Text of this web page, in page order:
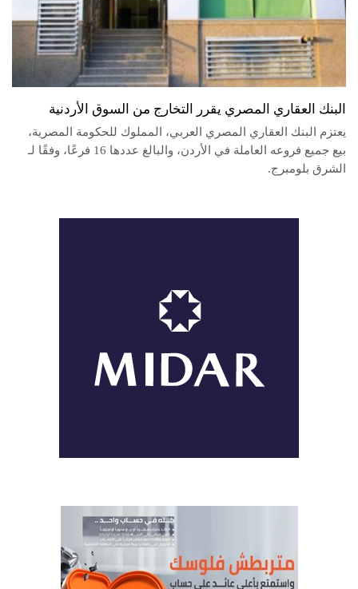
البنك العقاري المصري يقرر التخارج من السوق الأردنية
يعتزم البنك العقاري المصري العربي، المملوك للحكومة المصرية،
بيع جميع فروعه العاملة في الأردن، والبالغ عددها 16 فرعًا، وفقًا لـ
الشرق بلومبرج.